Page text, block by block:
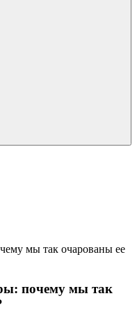
почему мы так